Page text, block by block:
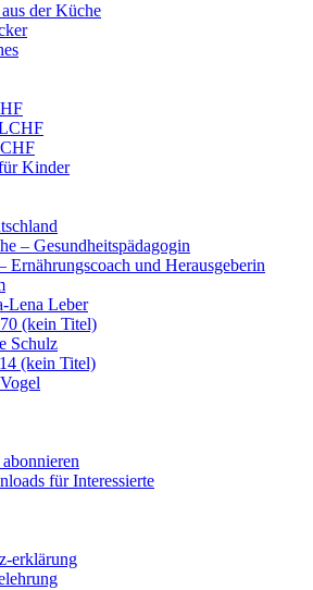
der Küche
Kinder
– Gesundheitspädagogin
Ernährungscoach und Herausgeberin
Lena Leber
(kein Titel)
Schulz
(kein Titel)
für Interessierte
erklärung